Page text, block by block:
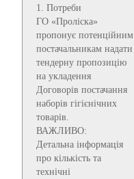
1. Потреби
ГО «Проліска»
пропонує потенційним
постачальникам надати
тендерну пропозицію
на укладення
Договорів постачання
наборів гігієнічних
товарів.
ВАЖЛИВО:
Детальна інформація
про кількість та
технічні